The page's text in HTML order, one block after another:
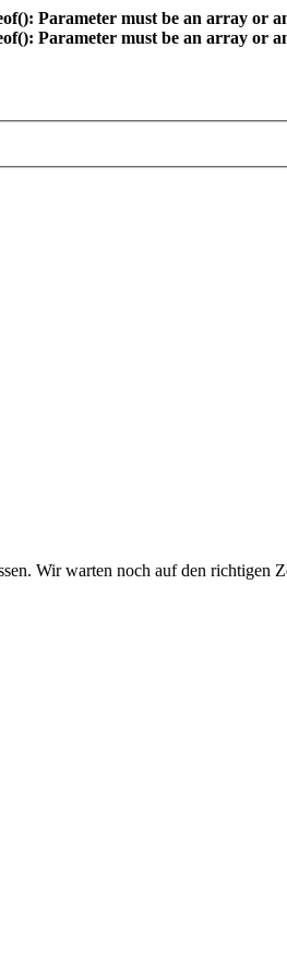
Parameter must be an array or
Parameter must be an array or
Wir warten noch auf den richtigen